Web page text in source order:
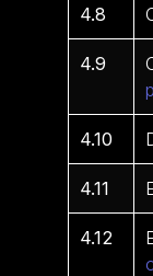
4.8
4.9
4.10
4.11
4.12